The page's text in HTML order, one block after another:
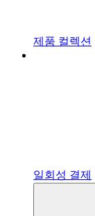
제품 컬렉션
일회성 결제